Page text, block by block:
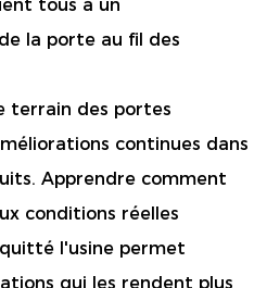
tous à un
la porte au fil des
terrain des portes
continues dans
Apprendre comment
conditions réelles
l'usine permet
qui les rendent plus